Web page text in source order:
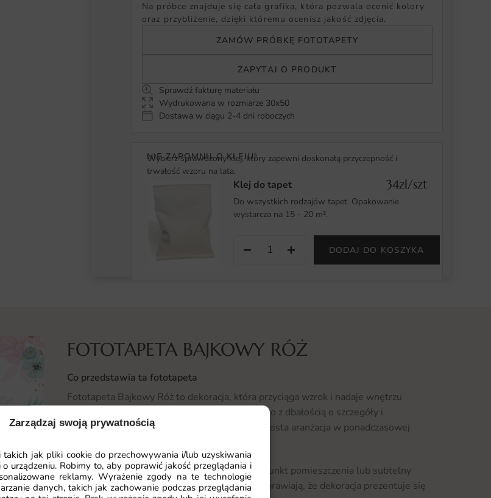
Zarządzaj swoją prywatnością
jak pliki cookie do przechowywania i/lub uzyskiwania
urządzeniu. Robimy to, aby poprawić jakość przeglądania i
reklamy. Wyrażenie zgody na te technologie
danych, takich jak zachowanie podczas przeglądania
Na próbce znajduje się cała grafika, która pozwala ocenić kolory
oraz przybliżenie, dzięki któremu ocenisz jakość zdjęcia.
ZAMÓW PRÓBKĘ FOTOTAPETY
ZAPYTAJ O PRODUKT
Sprawdź fakturę materiału
Wydrukowana w rozmiarze 30x50
Dostawa w ciągu 2-4 dni roboczych
NIE ZAPOMNIJ O KLEJU!
Wybierz sprawdzony klej, który zapewni doskonałą przyczepność i
trwałość wzoru na lata.
Klej do tapet 34zł/szt
Do wszystkich rodzajów tapet. Opakowanie
wystarcza na 15 - 20 m².
− + DODAJ DO KOSZYKA
FOTOTAPETA BAJKOWY RÓŻ
Co przedstawia ta fototapeta
Fototapeta Bajkowy Róż to dekoracja, która przyciąga wzrok i nadaje wnętrzu
indywidualnego charakteru. Motyw opracowano z dbałością o szczegóły i
kompozycję barw, dzięki czemu powstaje wyrazista aranżacja w ponadczasowej
Wzór Bajkowy Róż sprawdzi się jako główny punkt pomieszczenia lub subtelny
akcent. Przejścia tonalne i precyzyjne detale sprawiają, że dekoracja prezentuje się